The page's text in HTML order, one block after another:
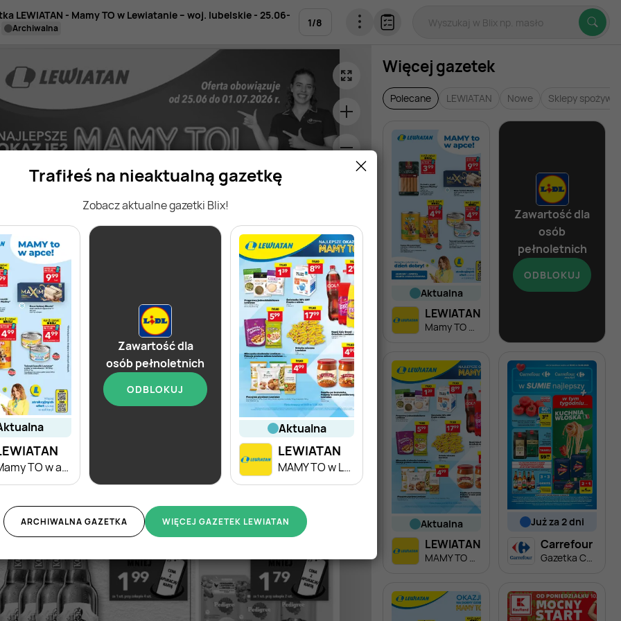
Trafiłeś na nieaktualną gazetkę
Zobacz aktualne gazetki Blix!
aktualna
Mamy TO w appce
Zawartość dla
osób pełnoletnich
ODBLOKUJ
aktualna
LEWIATAN
MAMY TO w Lewiatanie
WIĘCEJ GAZETEK LEWIATAN
ARCHIWALNA GAZETKA
LEWIATAN - Mamy TO w Lewiatanie – woj. lubelskie - 25.06-
archiwalna 1/8
Więcej gazetek
Polecane LEWIATAN Nowe Sklepy
aktualna
LEWIATAN
Mamy TO w appce
Zawartość dla
osób
pełnoletnich
ODBLOKUJ
od dziś
aktualna
LEWIATAN
MAMY TO w Lewiatanie
już za 2 dni
Carrefour
Gazetka Carrefour od poniedziałku